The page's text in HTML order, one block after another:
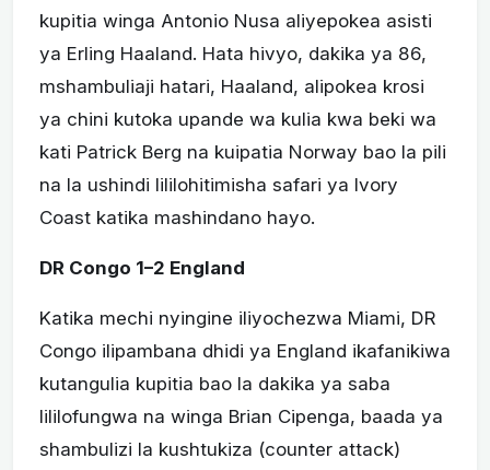
kupitia winga Antonio Nusa aliyepokea asisti
ya Erling Haaland. Hata hivyo, dakika ya 86,
mshambuliaji hatari, Haaland, alipokea krosi
ya chini kutoka upande wa kulia kwa beki wa
kati Patrick Berg na kuipatia Norway bao la pili
na la ushindi lililohitimisha safari ya Ivory
Coast katika mashindano hayo.
DR Congo 1–2 England
Katika mechi nyingine iliyochezwa Miami, DR
Congo ilipambana dhidi ya England ikafanikiwa
kutangulia kupitia bao la dakika ya saba
lililofungwa na winga Brian Cipenga, baada ya
shambulizi la kushtukiza (counter attack)